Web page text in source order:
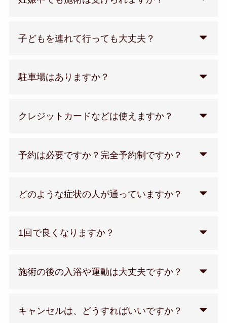
子どもを連れて行っても大丈夫？
駐車場はありますか？
クレジットカードなどは使えますか？
予約は必要ですか？完全予約制ですか？
どのような症状の人が通っていますか？
1回で良くなりますか？
施術の後の入浴や運動は大丈夫ですか？
キャンセルは、どうすればいいですか？